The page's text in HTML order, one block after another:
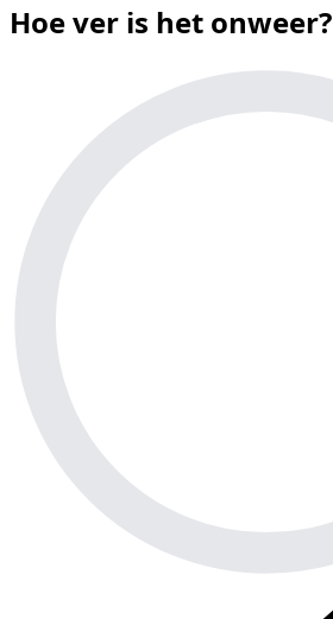
Hoe ver is het onweer?